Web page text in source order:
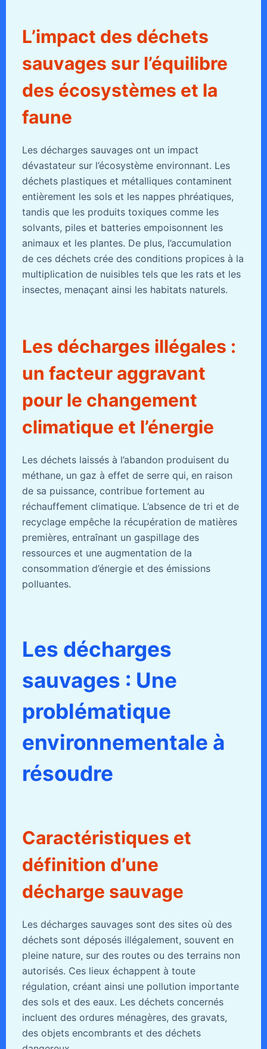
L’impact des déchets
sauvages sur l’équilibre
des écosystèmes et la
faune
Les décharges sauvages ont un impact
dévastateur sur l’écosystème environnant. Les
déchets plastiques et métalliques contaminent
entièrement les sols et les nappes phréatiques,
tandis que les produits toxiques comme les
solvants, piles et batteries empoisonnent les
animaux et les plantes. De plus, l’accumulation
de ces déchets crée des conditions propices à la
multiplication de nuisibles tels que les rats et les
insectes, menaçant ainsi les habitats naturels.
Les décharges illégales :
un facteur aggravant
pour le changement
climatique et l’énergie
Les déchets laissés à l’abandon produisent du
méthane, un gaz à effet de serre qui, en raison
de sa puissance, contribue fortement au
réchauffement climatique. L’absence de tri et de
recyclage empêche la récupération de matières
premières, entraînant un gaspillage des
ressources et une augmentation de la
consommation d’énergie et des émissions
polluantes.
Les décharges
sauvages : Une
problématique
environnementale à
résoudre
Caractéristiques et
définition d’une
décharge sauvage
Les décharges sauvages sont des sites où des
déchets sont déposés illégalement, souvent en
pleine nature, sur des routes ou des terrains non
autorisés. Ces lieux échappent à toute
régulation, créant ainsi une pollution importante
des sols et des eaux. Les déchets concernés
incluent des ordures ménagères, des gravats,
des objets encombrants et des déchets